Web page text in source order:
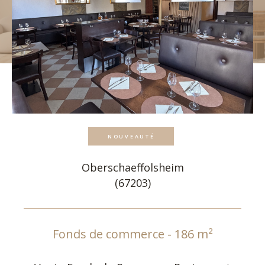
NOUVEAUTÉ
Oberschaeffolsheim
(67203)
Fonds de commerce - 186 m²
Pièces
1 2 3 4 5+
Localisation
AFFINER LES CRITÈRES